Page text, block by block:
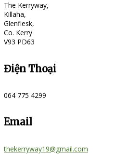
The Kerryway,
Killaha,
Glenflesk,
Co. Kerry
V93 PD63
Điện Thoại
064 775 4299
Email
thekerryway19@gmail.com